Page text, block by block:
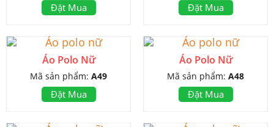
Đặt Mua Đặt Mua
Áo Polo Nữ
Mã sản phẩm: A49
Đặt Mua
Áo Polo Nữ
Mã sản phẩm: A48
Đặt Mua